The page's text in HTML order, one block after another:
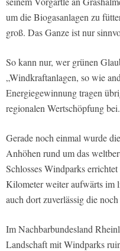
um die Biogasanlagen zu
groß. Das Ganze ist nur
So kann nur, wer grünen
„Windkraftanlagen, so wie
Energiegewinnung tragen
regionalen Wertschöpfung bei.
Gerade noch einmal wurde
Anhöhen rund um das
Schlosses Windparks
Kilometer weiter aufwärts im
auch dort zuverlässig die
Im Nachbarbundesland
Landschaft mit Windparks